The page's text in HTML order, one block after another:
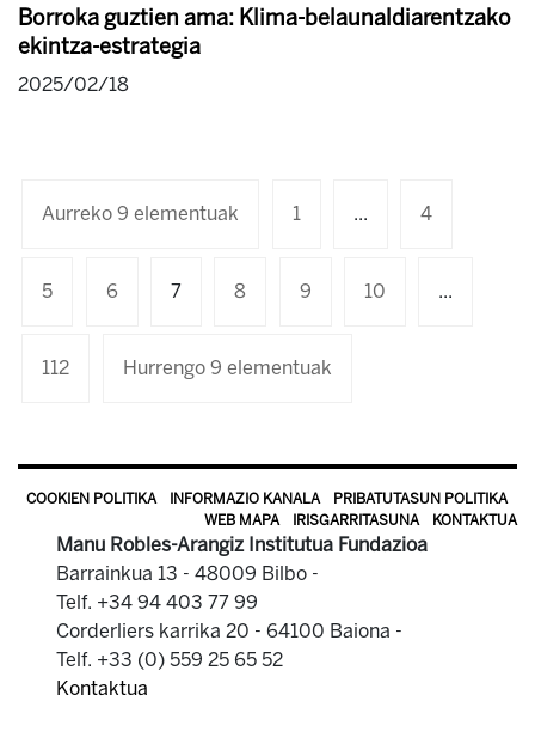
Borroka guztien ama: Klima-belaunaldiarentzako
ekintza-estrategia
2025/02/18
Aurreko 9 elementuak 1 ... 4
5 6 7 8 9 10 ...
112 Hurrengo 9 elementuak
COOKIEN POLITIKA INFORMAZIO KANALA
PRIBATUTASUN POLITIKA
WEB MAPA
IRISGARRITASUNA KONTAKTUA
Manu Robles-Arangiz Institutua Fundazioa
Barrainkua 13 - 48009 Bilbo -
Telf. +34 94 403 77 99
Corderliers karrika 20 - 64100 Baiona -
Telf. +33 (0) 559 25 65 52
Kontaktua